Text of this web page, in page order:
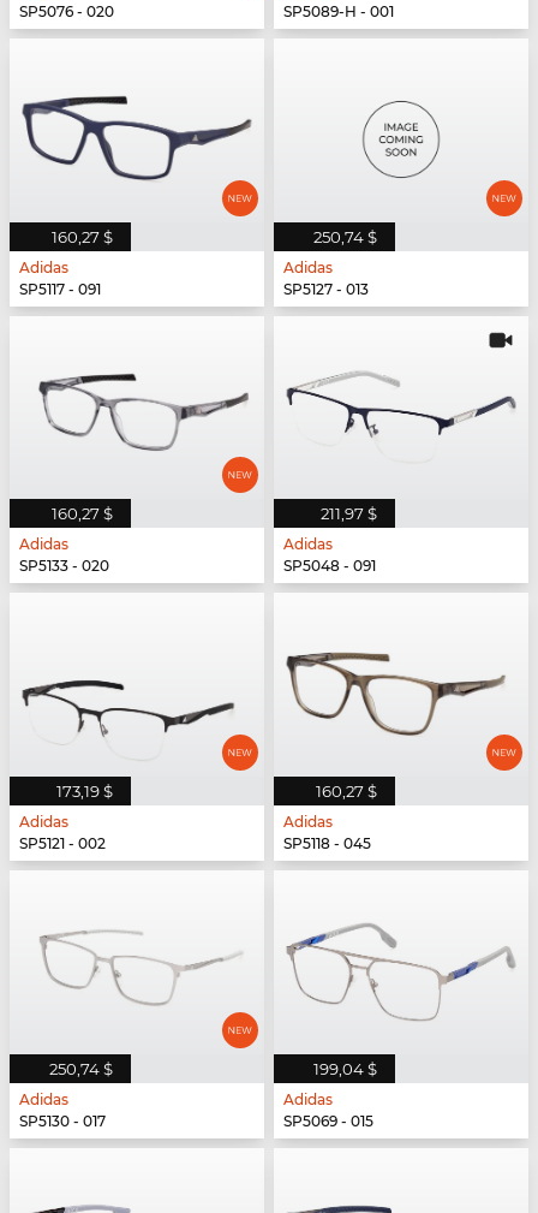
SP5076 - 020
SP5089-H - 001
160,27 $
Adidas
SP5117 - 091
250,74 $
Adidas
SP5127 - 013
160,27 $
Adidas
SP5133 - 020
211,97 $
Adidas
SP5048 - 091
173,19 $
Adidas
SP5121 - 002
160,27 $
Adidas
SP5118 - 045
250,74 $
Adidas
SP5130 - 017
199,04 $
Adidas
SP5069 - 015